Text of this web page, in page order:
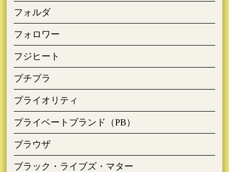
フォルダ
フォロワー
フジヒート
プチプラ
プライオリティ
プライベートブランド（PB）
ブラウザ
ブラック・ライブズ・マター